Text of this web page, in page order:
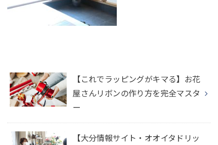
【これでラッピングがキマる】お花
屋さんリボンの作り方を完全マスタ
ー
【大分情報サイト・オオイタドリッ